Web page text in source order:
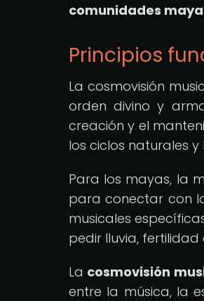
comunidades
Principios
La cosmovisión
orden divino y
creación y el
los ciclos naturales y
Para los mayas, la
para conectar con
musicales
pedir lluvia,
La cosmovisión
entre la música, la